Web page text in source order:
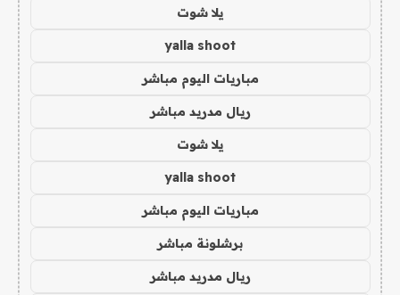
يلا شوت
yalla shoot
مباريات اليوم مباشر
ريال مدريد مباشر
يلا شوت
yalla shoot
مباريات اليوم مباشر
برشلونة مباشر
ريال مدريد مباشر